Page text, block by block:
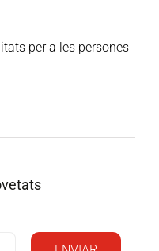
per a les persones